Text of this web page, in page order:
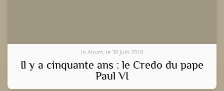
In Altum, le 30 juin 2018
Il y a cinquante ans : le Credo du pape
Paul VI